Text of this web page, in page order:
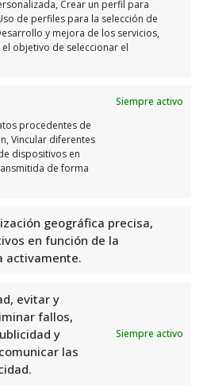
Crear un perfil para
de perfiles para la selección de
y mejora de los servicios,
objetivo de seleccionar el
Siempre activo
procedentes de
Vincular diferentes
dispositivos en
de forma
geográfica precisa,
en función de la
activamente.
evitar y
fallos,
y
las
Siempre activo
18:30 a 20:00
17:00 a 20:00
10:00 a 12:00 –
10:00 a 12:00 –
17:30 a 20:30
Cerrado
Cerrado
y información
Taller De Arte
Alfonso
Alfonso, ubicado en
Orihuela, Alicante,
opción en el área